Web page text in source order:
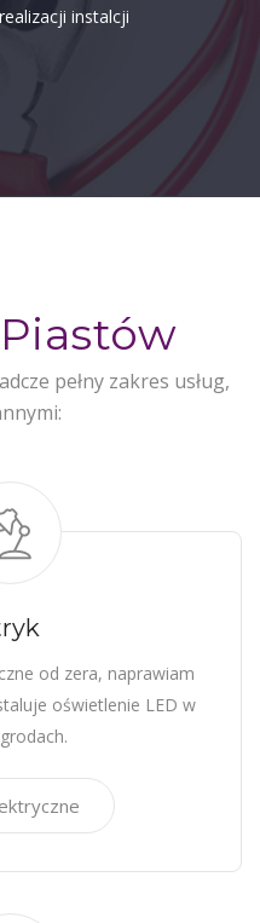
instalcji
pełny zakres usług,
od zera, naprawiam
oświetlenie LED w